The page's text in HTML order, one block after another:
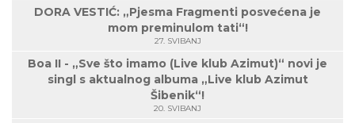
DORA VESTIĆ: „Pjesma Fragmenti posvećena je
mom preminulom tati“!
27. SVIBANJ
Boa II - „Sve što imamo (Live klub Azimut)“ novi je
singl s aktualnog albuma „Live klub Azimut
Šibenik“!
20. SVIBANJ